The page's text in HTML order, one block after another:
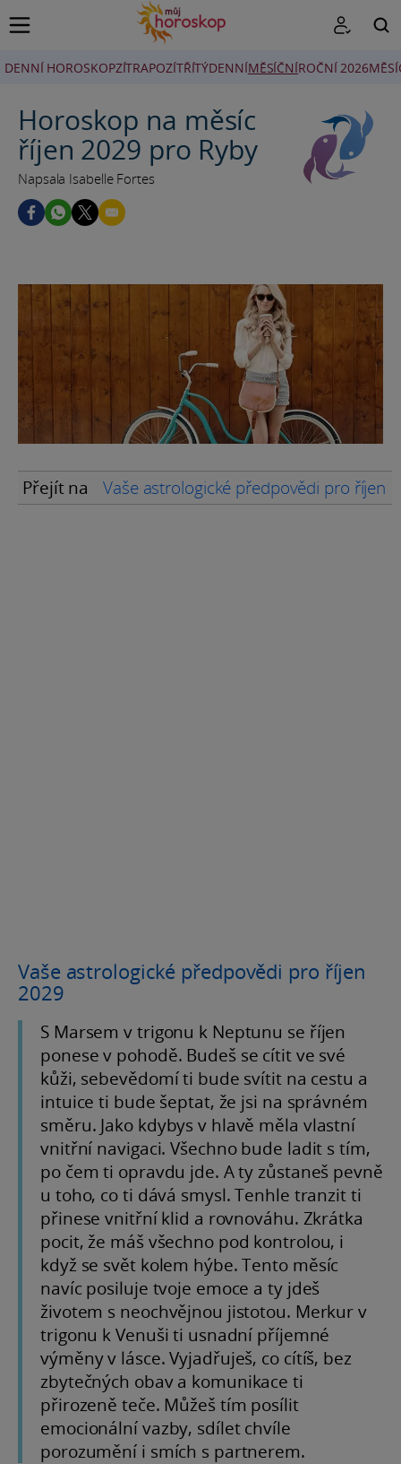
DENNÍ HOROSKOPZÍTRAPOZÍTŘÍTÝDENNÍMĚSÍČNÍROČNÍ 2026
Horoskop na měsíc
říjen 2029 pro Ryby
Napsala Isabelle Fortes
Přejít na Vaše astrologické předpovědi pro říjen
Vaše astrologické předpovědi pro říjen
2029
S Marsem v trigonu k Neptunu se říjen
ponese v pohodě. Budeš se cítit ve své
kůži, sebevědomí ti bude svítit na cestu a
intuice ti bude šeptat, že jsi na správném
směru. Jako kdybys v hlavě měla vlastní
vnitřní navigaci. Všechno bude ladit s tím,
po čem ti opravdu jde. A ty zůstaneš pevně
u toho, co ti dává smysl. Tenhle tranzit ti
přinese vnitřní klid a rovnováhu. Zkrátka
pocit, že máš všechno pod kontrolou, i
když se svět kolem hýbe. Tento měsíc
navíc posiluje tvoje emoce a ty jdeš
životem s neochvějnou jistotou. Merkur v
trigonu k Venuši ti usnadní příjemné
výměny v lásce. Vyjadřuješ, co cítíš, bez
zbytečných obav a komunikace ti
přirozeně teče. Můžeš tím posílit
emocionální vazby, sdílet chvíle
porozumění i smích s partnerem.